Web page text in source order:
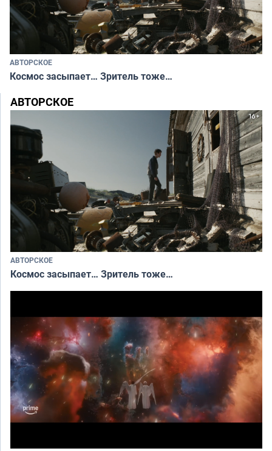
АВТОРСКОЕ
Космос засыпает… Зритель тоже…
АВТОРСКОЕ
АВТОРСКОЕ
Космос засыпает… Зритель тоже…